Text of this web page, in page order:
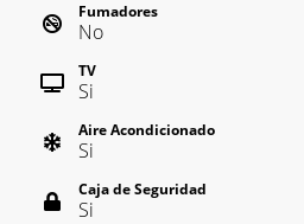
Fumadores
No
TV
Si
Aire Acondicionado
Si
Caja de Seguridad
Si